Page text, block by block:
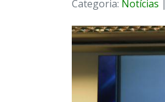
Categoria: Notícias